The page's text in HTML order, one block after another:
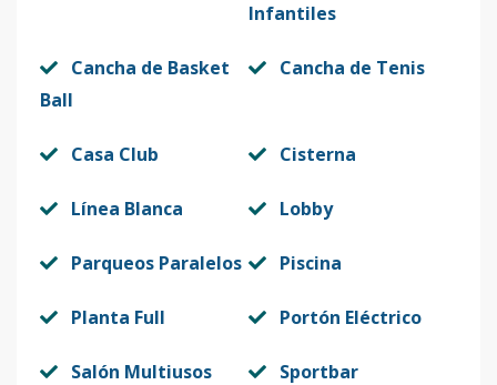
Infantiles
Cancha de Basket
Ball
Cancha de Tenis
Casa Club Cisterna
Línea Blanca Lobby
Parqueos Paralelos Piscina
Planta Full Portón Eléctrico
Salón Multiusos Sportbar